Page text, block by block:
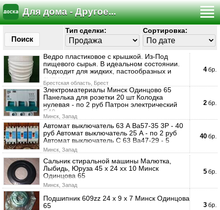
Для дома - Другое...
Поиск
Тип сделки: Сортировка:
Ведро пластиковое с крышкой. Из-Под
пищевого сырья. В идеальном состоянии.
Подходит для жидких, пастообразных и
сыпучих
Брестская область, Брест
4бр.
Злектроматериалы Минск Одинцово 65
Панелька для розетки 20 шт Колодка
нулевая - по 2 руб Патрон электрический
Е40
Минск, Запад
2 бр.
Автомат выключатель 63 А Ва57-35 3Р - 40
руб Автомат выключатель 25 А - по 2 руб
Автомат выключатель С 63 Ва47-29 - 5
Минск, Запад
40 бр.
Сальник стиральной машины Малютка,
Лыбидь, Юруза 45 х 24 хх 10 Минск
Одинцова 65
Минск, Запад
5 бр.
Подшипник 609zz 24 х 9 х 7 Минск Одинцова
65
3 бр.